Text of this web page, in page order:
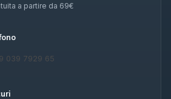
a partire da 69€
039 7929 65